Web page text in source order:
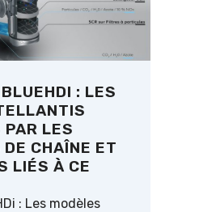
: LES
PAR LES
CHAÎNE ET
LIÉS À CE
: Les modèles